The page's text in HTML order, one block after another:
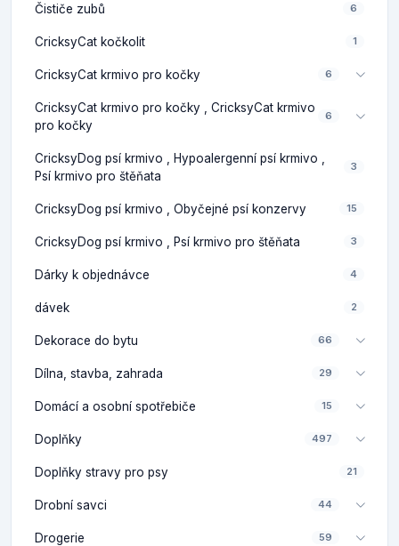
Čističe zubů 6
CricksyCat kočkolit 1
CricksyCat krmivo pro kočky 6
CricksyCat krmivo pro kočky , CricksyCat krmivo
pro kočky
6
CricksyDog psí krmivo , Hypoalergenní psí krmivo ,
Psí krmivo pro štěňata
3
CricksyDog psí krmivo , Obyčejné psí konzervy 15
CricksyDog psí krmivo , Psí krmivo pro štěňata 3
Dárky k objednávce 4
dávek 2
Dekorace do bytu 66
Dílna, stavba, zahrada 29
Domácí a osobní spotřebiče 15
Doplňky 497
Doplňky stravy pro psy 21
Drobní savci 44
Drogerie 59